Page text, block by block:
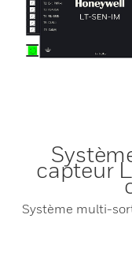
capteur
Système multi-